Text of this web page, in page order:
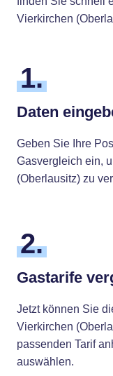
Vierkirchen
1.
Daten
Geben Sie Ihre
Gasvergleich ein,
(Oberlausitz) zu
2.
Gastarife
Jetzt können Sie
Vierkirchen
passenden Tarif
auswählen.